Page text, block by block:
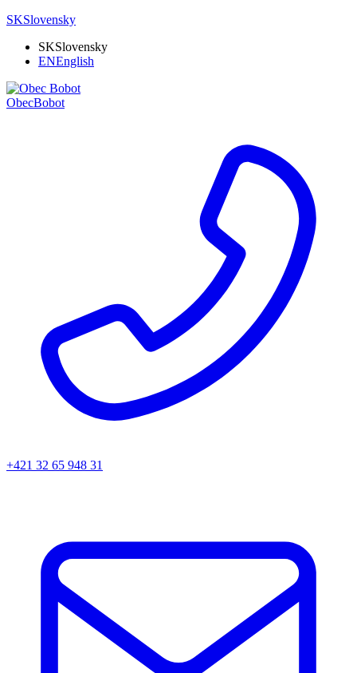
SKSlovensky
SKSlovensky
ENEnglish
ObecBobot
+421 32 65 948 31